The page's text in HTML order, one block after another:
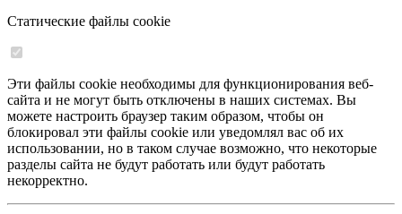
Статические файлы cookie
Эти файлы cookie необходимы для функционирования веб-
сайта и не могут быть отключены в наших системах. Вы
можете настроить браузер таким образом, чтобы он
блокировал эти файлы cookie или уведомлял вас об их
использовании, но в таком случае возможно, что некоторые
разделы сайта не будут работать или будут работать
некорректно.